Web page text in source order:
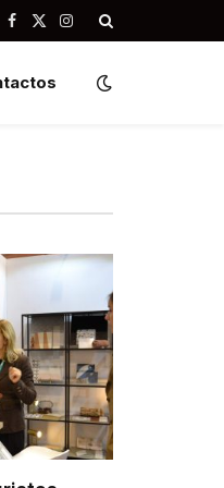
Facebook
X
Instagram